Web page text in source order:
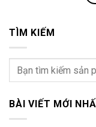
TÌM KIẾM
BÀI VIẾT MỚI